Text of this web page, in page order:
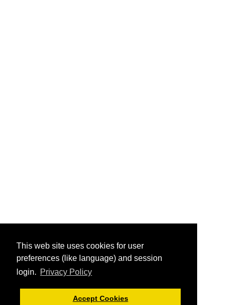
This web site uses cookies for user
preferences (like language) and session
login. Privacy Policy
Accept Cookies